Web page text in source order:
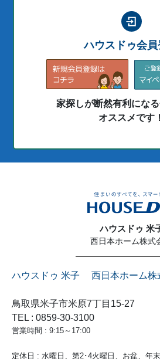
ハウスドゥ会員
家探しが断然有利にな
オススメです！
ハウスドゥ 米
西日本ホーム株式
ハウスドゥ 米子 西日本ホーム株
鳥取県米子市米原7丁目15-27
TEL : 0859-30-3100
営業時間 : 9:15～17:00
定休日 : 水曜日、第2･4火曜日、お盆、年